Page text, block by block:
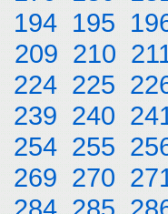
194 195
209 210
224 225
239 240
254 255
269 270